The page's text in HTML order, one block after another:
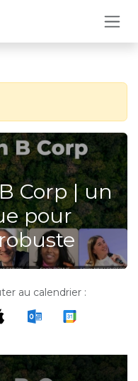
Corp | un
pour
au calendrier :